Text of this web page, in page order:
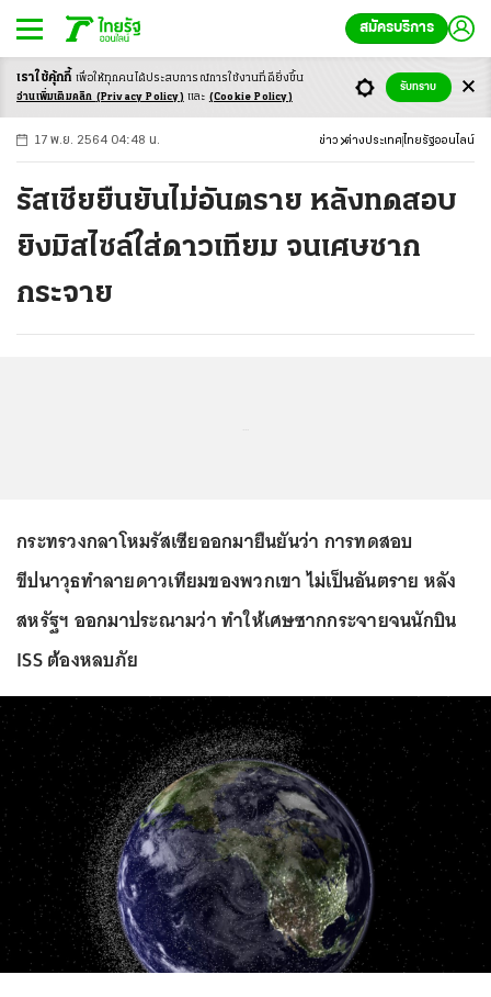
สมัครบริการ
-ก ก ก+
17 พ.ย. 2564 04:48 น. ข่าว ต่างประเทศ ไทยรัฐออนไลน์
รัสเซียยืนยันไม่อันตราย หลังทดสอบ
ยิงมิสไซล์ใส่ดาวเทียม จนเศษซาก
กระจาย
กระทรวงกลาโหมรัสเซียออกมายืนยันว่า การทดสอบ
ขีปนาวุธทำลายดาวเทียมของพวกเขา ไม่เป็นอันตราย หลัง
สหรัฐฯ ออกมาประณามว่า ทำให้เศษซากกระจายจนนักบิน
ISS ต้องหลบภัย
เราใช้คุ้กกี้ เพื่อให้ทุกคนได้ประสบการณ์การใช้งานที่ดียิ่งขึ้น
อ่านเพิ่มเติมคลิก (Privacy Policy) และ (Cookie Policy)
รับทราบ